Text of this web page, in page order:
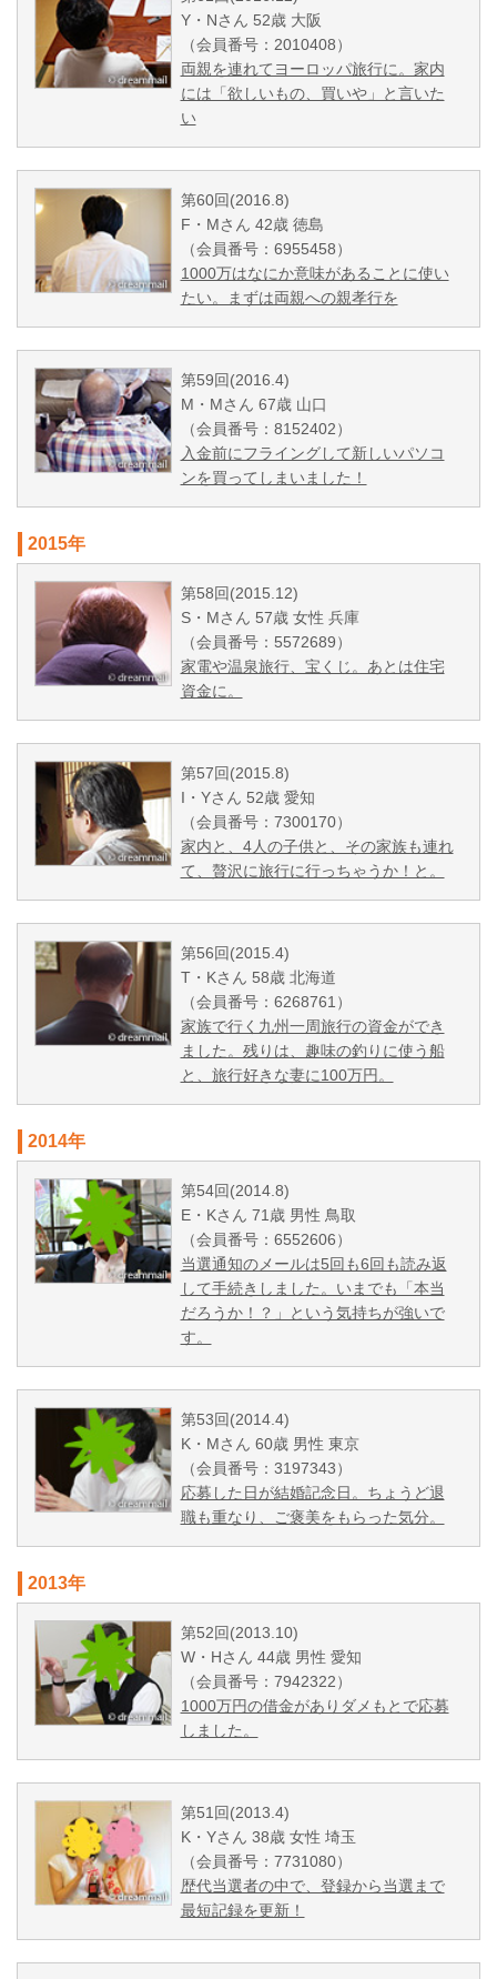
Y・Nさん 52歳 大阪
（会員番号：2010408）
両親を連れてヨーロッパ旅行に。家内
には「欲しいもの、買いや」と言いた
い
第60回(2016.8)
F・Mさん 42歳 徳島
（会員番号：6955458）
1000万はなにか意味があることに使い
たい。まずは両親への親孝行を
第59回(2016.4)
M・Mさん 67歳 山口
（会員番号：8152402）
入金前にフライングして新しいパソコ
ンを買ってしまいました！
2015年
第58回(2015.12)
S・Mさん 57歳 女性 兵庫
（会員番号：5572689）
家電や温泉旅行、宝くじ。あとは住宅
資金に。
第57回(2015.8)
I・Yさん 52歳 愛知
（会員番号：7300170）
家内と、4人の子供と、その家族も連れ
て、贅沢に旅行に行っちゃうか！と。
第56回(2015.4)
T・Kさん 58歳 北海道
（会員番号：6268761）
家族で行く九州一周旅行の資金ができ
ました。残りは、趣味の釣りに使う船
と、旅行好きな妻に100万円。
2014年
第54回(2014.8)
E・Kさん 71歳 男性 鳥取
（会員番号：6552606）
当選通知のメールは5回も6回も読み返
して手続きしました。いまでも「本当
だろうか！？」という気持ちが強いで
す。
第53回(2014.4)
K・Mさん 60歳 男性 東京
（会員番号：3197343）
応募した日が結婚記念日。ちょうど退
職も重なり、ご褒美をもらった気分。
2013年
第52回(2013.10)
W・Hさん 44歳 男性 愛知
（会員番号：7942322）
1000万円の借金がありダメもとで応募
しました。
第51回(2013.4)
K・Yさん 38歳 女性 埼玉
（会員番号：7731080）
歴代当選者の中で、登録から当選まで
最短記録を更新！